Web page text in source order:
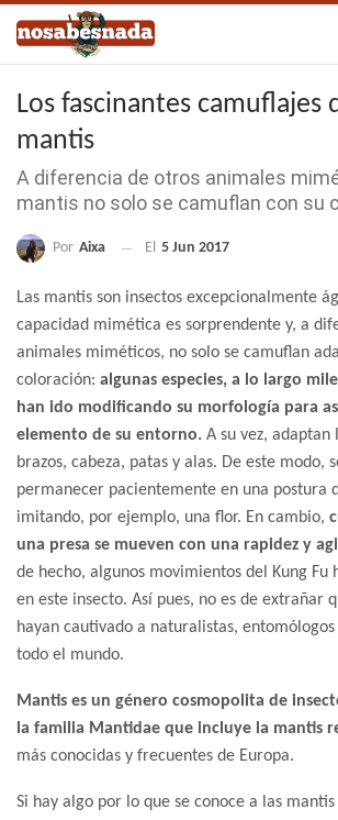
Los fascinantes camuflajes
mantis
A diferencia de otros animales
mantis no solo se camuflan con su
Por Aixa El 5 Jun 2017
Las mantis son insectos excepcionalmente
capacidad mimética es sorprendente y, a
animales miméticos, no solo se camuflan
coloración: algunas especies, a lo largo
han ido modificando su morfología para
elemento de su entorno. A su vez, adaptan
brazos, cabeza, patas y alas. De este modo,
permanecer pacientemente en una postura
imitando, por ejemplo, una flor. En cambio,
una presa se mueven con una rapidez y
de hecho, algunos movimientos del Kung Fu
en este insecto. Así pues, no es de extrañar
hayan cautivado a naturalistas,
todo el mundo.
Mantis es un género cosmopolita de
la familia Mantidae que incluye la mantis
más conocidas y frecuentes de Europa.
Si hay algo por lo que se conoce a las